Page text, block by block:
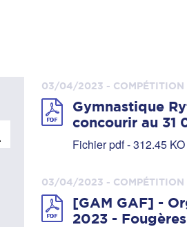
03/04/2023 - COMPÉTITION
Gymnastique
concourir au 31
Fichier pdf - 312.45 KO
03/04/2023 - COMPÉTITION
[GAM GAF] -
2023 - Fougères